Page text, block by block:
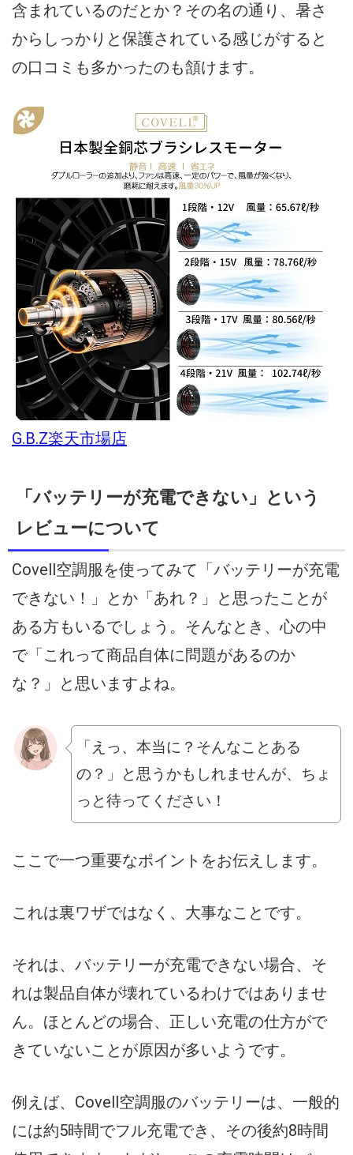
含まれているのだとか？その名の通り、暑さ
からしっかりと保護されている感じがすると
の口コミも多かったのも頷けます。
G.B.Z楽天市場店
「バッテリーが充電できない」という
レビューについて
Covell空調服を使ってみて「バッテリーが充電
できない！」とか「あれ？」と思ったことが
ある方もいるでしょう。そんなとき、心の中
で「これって商品自体に問題があるのか
な？」と思いますよね。
「えっ、本当に？そんなことある
の？」と思うかもしれませんが、ちょ
っと待ってください！
ここで一つ重要なポイントをお伝えします。
これは裏ワザではなく、大事なことです。
それは、バッテリーが充電できない場合、そ
れは製品自体が壊れているわけではありませ
ん。ほとんどの場合、正しい充電の仕方がで
きていないことが原因が多いようです。
例えば、Covell空調服のバッテリーは、一般的
には約5時間でフル充電でき、その後約8時間